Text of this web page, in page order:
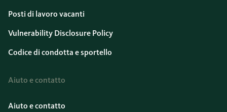
Posti di lavoro vacanti
Vulnerability Disclosure Policy
Codice di condotta e sportello
Aiuto e contatto
Aiuto e contatto